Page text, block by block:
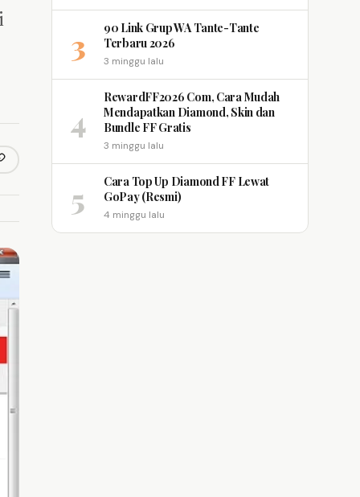
link
3
90 Link Grup WA Tante-Tante
Terbaru 2026
3 minggu lalu
4
RewardFF2026 Com, Cara Mudah
Mendapatkan Diamond, Skin dan
Bundle FF Gratis
3 minggu lalu
5
Cara Top Up Diamond FF Lewat
GoPay (Resmi)
4 minggu lalu